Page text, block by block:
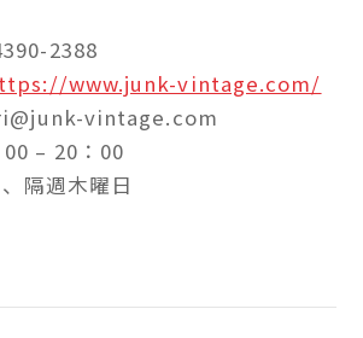
2388
www.junk-vintage.com/
vintage.com
– 20：00
隔週木曜日